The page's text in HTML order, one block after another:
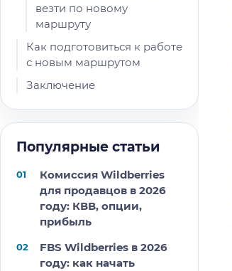
везти по новому
маршруту
Как подготовиться к работе
с новым маршрутом
Заключение
Популярные статьи
Комиссия Wildberries
для продавцов в 2026
году: КВВ, опции,
прибыль
FBS Wildberries в 2026
году: как начать